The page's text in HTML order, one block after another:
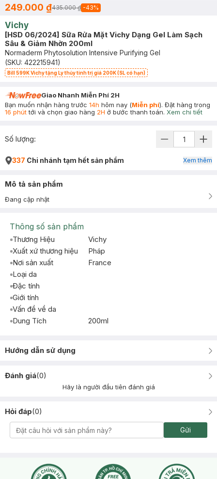
249.000 ₫435.000 ₫ -43%
Vichy
[HSD 06/2024] Sữa Rửa Mặt Vichy Dạng Gel Làm Sạch
Sâu & Giảm Nhờn 200ml
Normaderm Phytosolution Intensive Purifying Gel
(SKU: 422215941)
Bill 599K Vichy tặng Ly thủy tinh trị giá 200K (SL có hạn)
Giao Nhanh Miễn Phí 2H
Bạn muốn nhận hàng trước 14h hôm nay (Miễn phí). Đặt hàng trong
16 phúttới và chọn giao hàng 2H ở bước thanh toán. Xem chi tiết
Số lượng:
337 Chi nhánh tạm hết sản phẩm Xem thêm
Mô tả sản phẩm
Đang cập nhật
Thông số sản phẩm
Thương Hiệu
Vichy
Xuất xứ thương hiệu
Pháp
Nơi sản xuất
France
Loại da
Đặc tính
Giới tính
Vấn đề về da
Dung Tích
200ml
Hướng dẫn sử dụng
Đánh giá(0)
Hãy là người đầu tiên đánh giá
Hỏi đáp(0)
Gửi